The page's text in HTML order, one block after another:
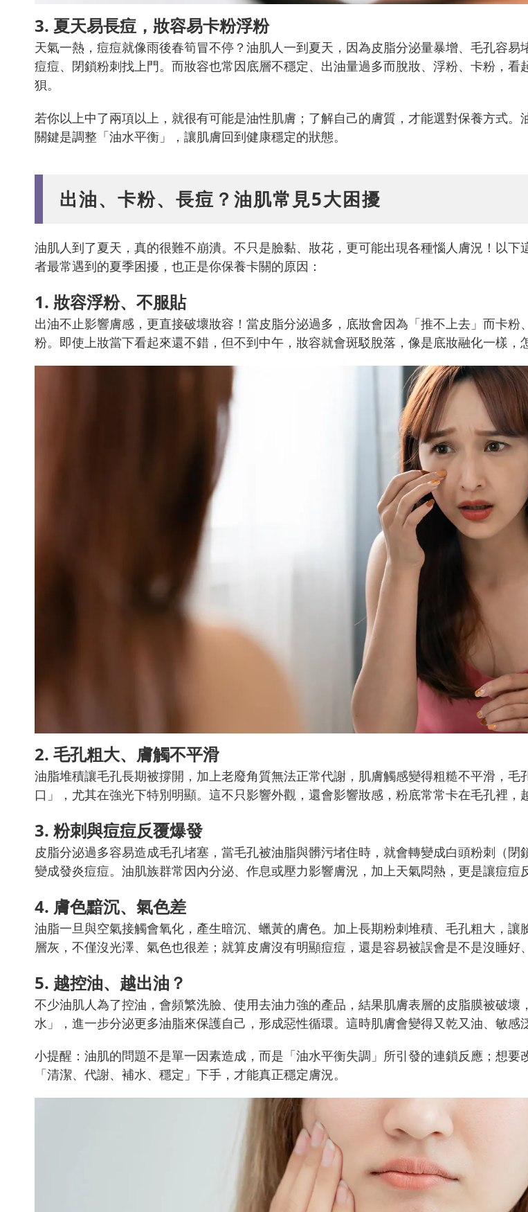
3. 夏天易長痘，妝容易卡粉浮粉
天氣一熱，痘痘就像雨後春筍冒不停？油肌人一到夏天，因為皮脂分泌量暴增、毛孔容易
痘痘、閉鎖粉刺找上門。而妝容也常因底層不穩定、出油量過多而脫妝、浮粉、卡粉，看
狽。
若你以上中了兩項以上，就很有可能是油性肌膚；了解自己的膚質，才能選對保養方式。
關鍵是調整「油水平衡」，讓肌膚回到健康穩定的狀態。
出油、卡粉、長痘？油肌常見5大困擾
油肌人到了夏天，真的很難不崩潰。不只是臉黏、妝花，更可能出現各種惱人膚況！以下
者最常遇到的夏季困擾，也正是你保養卡關的原因：
1. 妝容浮粉、不服貼
出油不止影響膚感，更直接破壞妝容！當皮脂分泌過多，底妝會因為「推不上去」而卡粉
粉。即使上妝當下看起來還不錯，但不到中午，妝容就會斑駁脫落，像是底妝融化一樣，
2. 毛孔粗大、膚觸不平滑
油脂堆積讓毛孔長期被撐開，加上老廢角質無法正常代謝，肌膚觸感變得粗糙不平滑，毛
口」，尤其在強光下特別明顯。這不只影響外觀，還會影響妝感，粉底常常卡在毛孔裡，
3. 粉刺與痘痘反覆爆發
皮脂分泌過多容易造成毛孔堵塞，當毛孔被油脂與髒污堵住時，就會轉變成白頭粉刺（閉
變成發炎痘痘。油肌族群常因內分泌、作息或壓力影響膚況，加上天氣悶熱，更是讓痘痘
4. 膚色黯沉、氣色差
油脂一旦與空氣接觸會氧化，產生暗沉、蠟黃的膚色。加上長期粉刺堆積、毛孔粗大，讓
層灰，不僅沒光澤、氣色也很差；就算皮膚沒有明顯痘痘，還是容易被誤會是不是沒睡好
5. 越控油、越出油？
不少油肌人為了控油，會頻繁洗臉、使用去油力強的產品，結果肌膚表層的皮脂膜被破壞
水」，進一步分泌更多油脂來保護自己，形成惡性循環。這時肌膚會變得又乾又油、敏感
小提醒：油肌的問題不是單一因素造成，而是「油水平衡失調」所引發的連鎖反應；想要
「清潔、代謝、補水、穩定」下手，才能真正穩定膚況。